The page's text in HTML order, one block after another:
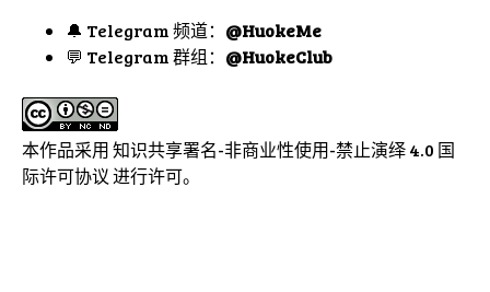
🔔 Telegram 频道： @HuokeMe
💬 Telegram 群组： @HuokeClub
本作品采用知识共享署名-非商业性使用-禁止演绎 4.0 国
际许可协议进行许可。